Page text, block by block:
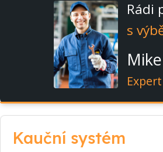
Rádi
s
Mike
Kauční systém